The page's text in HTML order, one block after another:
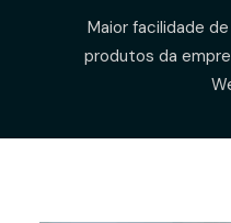
Maior facilidade
produtos da